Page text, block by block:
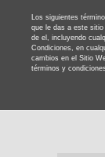
Los siguientes
que le das a este
de el, incluyendo
Condiciones, en
cambios en el Sitio
términos y